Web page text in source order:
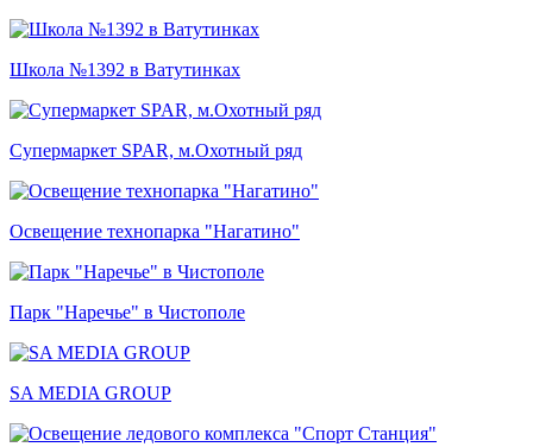
Школа №1392 в Ватутинках
Супермаркет SPAR, м.Охотный ряд
Освещение технопарка "Нагатино"
Парк "Наречье" в Чистополе
SA MEDIA GROUP